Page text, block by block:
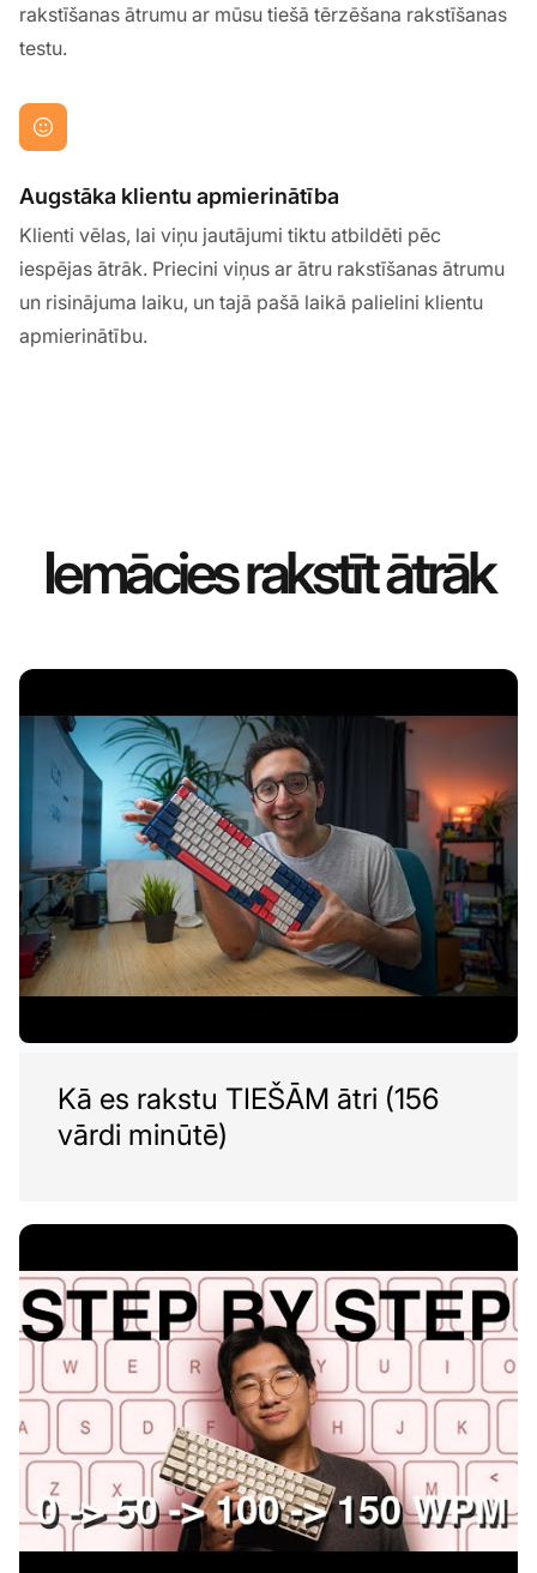
rakstīšanas ātrumu ar mūsu tiešā tērzēšana rakstīšanas
testu.
Augstāka klientu apmierinātība
Klienti vēlas, lai viņu jautājumi tiktu atbildēti pēc
iespējas ātrāk. Priecini viņus ar ātru rakstīšanas ātrumu
un risinājuma laiku, un tajā pašā laikā palielini klientu
apmierinātību.
Iemācies rakstīt ātrāk
Kā es rakstu TIEŠĀM ātri (156
vārdi minūtē)